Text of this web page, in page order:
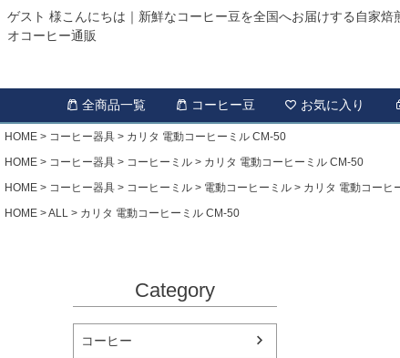
ゲスト 様こんにちは｜新鮮なコーヒー豆を全国へお届けする自家焙
オコーヒー通販
全商品一覧 コーヒー豆 お気に入り
HOME コーヒー器具
カリタ 電動コーヒーミル CM-50
HOME
コーヒー器具 コーヒーミル
カリタ 電動コーヒーミル CM-50
HOME
コーヒー器具 コーヒーミル 電動コーヒーミル
カリタ 電動コーヒ
HOME
ALL カリタ 電動コーヒーミル CM-50
Category
コーヒー